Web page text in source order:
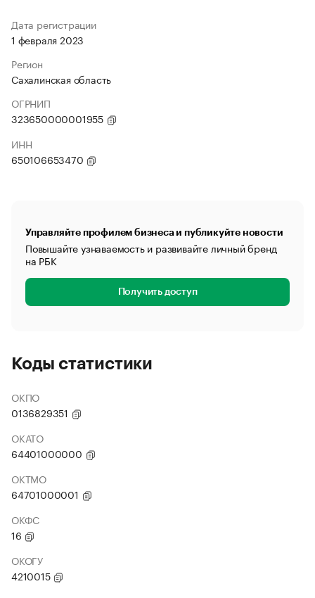
Дата регистрации
1 февраля 2023
Регион
Сахалинская область
ОГРНИП
323650000001955
ИНН
650106653470
Управляйте профилем бизнеса и публикуйте новости
Повышайте узнаваемость и развивайте личный бренд
на РБК
Получить доступ
Коды статистики
ОКПО
0136829351
ОКАТО
64401000000
ОКТМО
64701000001
ОКФС
16
ОКОГУ
4210015